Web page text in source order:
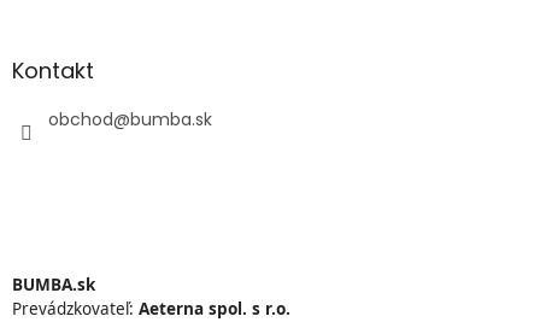
Kontakt
obchod@bumba.sk
BUMBA.sk
Prevádzkovateľ: Aeterna spol. s r.o.